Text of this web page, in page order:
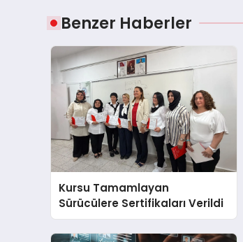
Benzer Haberler
Kursu Tamamlayan
Sürücülere Sertifikaları Verildi